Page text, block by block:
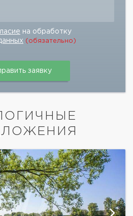
на обработку
(обязательно)